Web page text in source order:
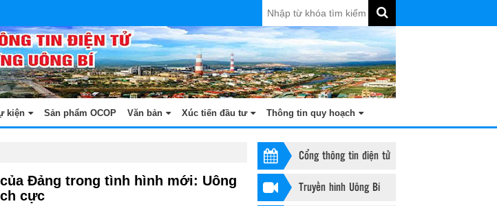
kiện Sản phẩm OCOP Văn bản Xúc tiến đầu tư Thông tin quy hoạch
Cổng thông tin điện tử
Truyền hình Uông Bí
Đảng trong tình hình mới: Uông
cực